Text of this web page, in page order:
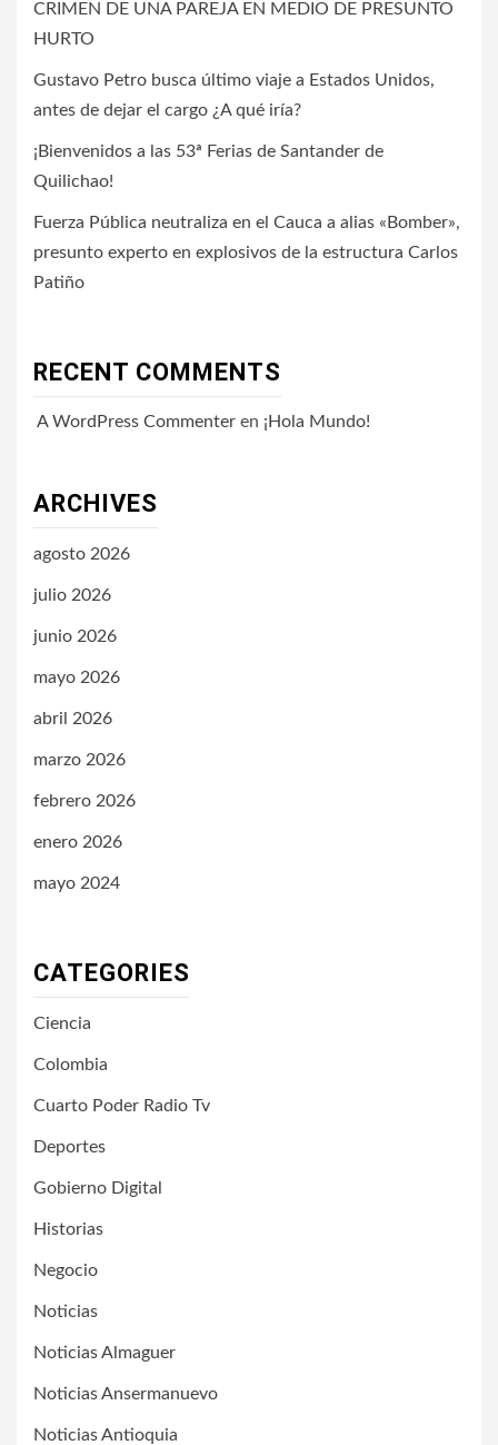
CRIMEN DE UNA PAREJA EN MEDIO DE PRESUNTO
HURTO
Gustavo Petro busca último viaje a Estados Unidos,
antes de dejar el cargo ¿A qué iría?
¡Bienvenidos a las 53ª Ferias de Santander de
Quilichao!
Fuerza Pública neutraliza en el Cauca a alias «Bomber»,
presunto experto en explosivos de la estructura Carlos
Patiño
RECENT COMMENTS
A WordPress Commenter en ¡Hola Mundo!
ARCHIVES
agosto 2026
julio 2026
junio 2026
mayo 2026
abril 2026
marzo 2026
febrero 2026
enero 2026
mayo 2024
CATEGORIES
Ciencia
Colombia
Cuarto Poder Radio Tv
Deportes
Gobierno Digital
Historias
Negocio
Noticias
Noticias Almaguer
Noticias Ansermanuevo
Noticias Antioquia